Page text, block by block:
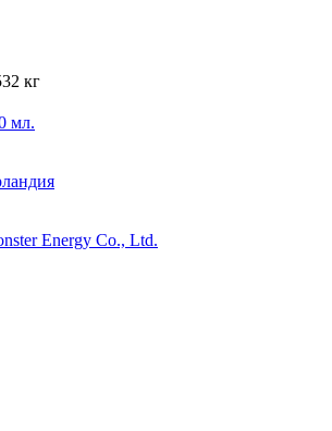
кг
мл.
Energy Co., Ltd.